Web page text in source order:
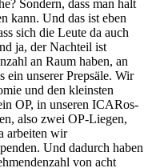
Sondern, dass man halt
kann. Und das ist eben
sich die Leute da auch
ja, der Nachteil ist
an Raum haben, an
unserer Prepsäle. Wir
und den kleinsten
OP, in unseren ICARos-
also zwei OP-Liegen,
arbeiten wir
Und dadurch haben
von acht